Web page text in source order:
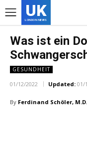
UK
LONDON NEWS
Was ist ein
GESUNDHEIT
01/12/2022 Updated: 01/
By Ferdinand Schöler, M.D.